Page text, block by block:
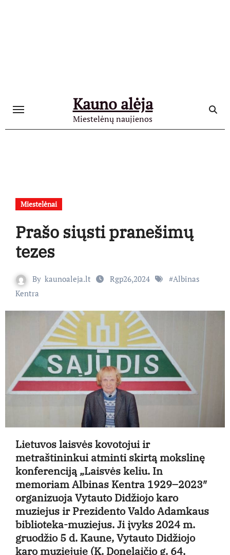
Kauno alėja
Miestelėnų naujienos
Miestelėnai
Prašo siųsti pranešimų
tezes
By kaunoaleja.lt Rgp26,2024 #Albinas
Kentra
Lietuvos laisvės kovotojui ir
metraštininkui atminti skirtą mokslinę
konferenciją „Laisvės keliu. In
memoriam Albinas Kentra 1929–2023″
organizuoja Vytauto Didžiojo karo
muziejus ir Prezidento Valdo Adamkaus
biblioteka-muziejus. Ji įvyks 2024 m.
gruodžio 5 d. Kaune, Vytauto Didžiojo
karo muziejuje (K. Donelaičio g. 64,